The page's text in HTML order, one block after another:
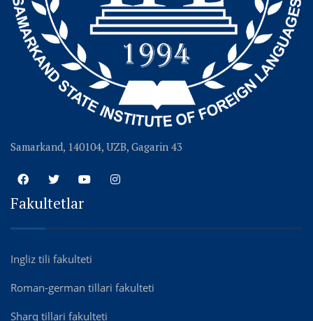
Samarkand, 140104, UZB, Gagarin 43
Fakultetlar
Ingliz tili fakulteti
Roman-german tillari fakulteti
Sharq tillari fakulteti